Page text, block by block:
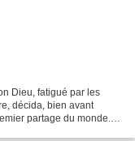
Dieu, fatigué par les
décida, bien avant
partage du monde.